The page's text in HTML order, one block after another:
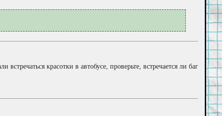
красотки в автобусе, проверьте, встречается ли баг